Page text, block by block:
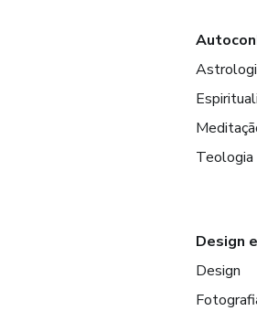
Teologia
Design
Design